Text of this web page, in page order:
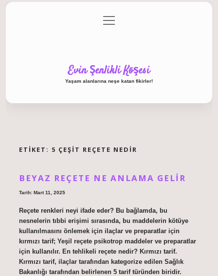
Gizlilik Politikası
menüyü
aç
Evin Şenlikli Köşesi
Yaşam alanlarına neşe katan fikirler!
ETIKET: 5 ÇEŞIT REÇETE NEDIR
BEYAZ REÇETE NE ANLAMA GELIR
Tarih: Mart 11, 2025
Reçete renkleri neyi ifade eder? Bu bağlamda, bu
nesnelerin tıbbi erişimi sırasında, bu maddelerin kötüye
kullanılmasını önlemek için ilaçlar ve preparatlar için
kırmızı tarif; Yeşil reçete psikotrop maddeler ve preparatlar
için kullanılır. En tehlikeli reçete nedir? Kırmızı tarif.
Kırmızı tarif, ilaçlar tarafından kategorize edilen Sağlık
Bakanlığı tarafından belirlenen 5 tarif türünden biridir.